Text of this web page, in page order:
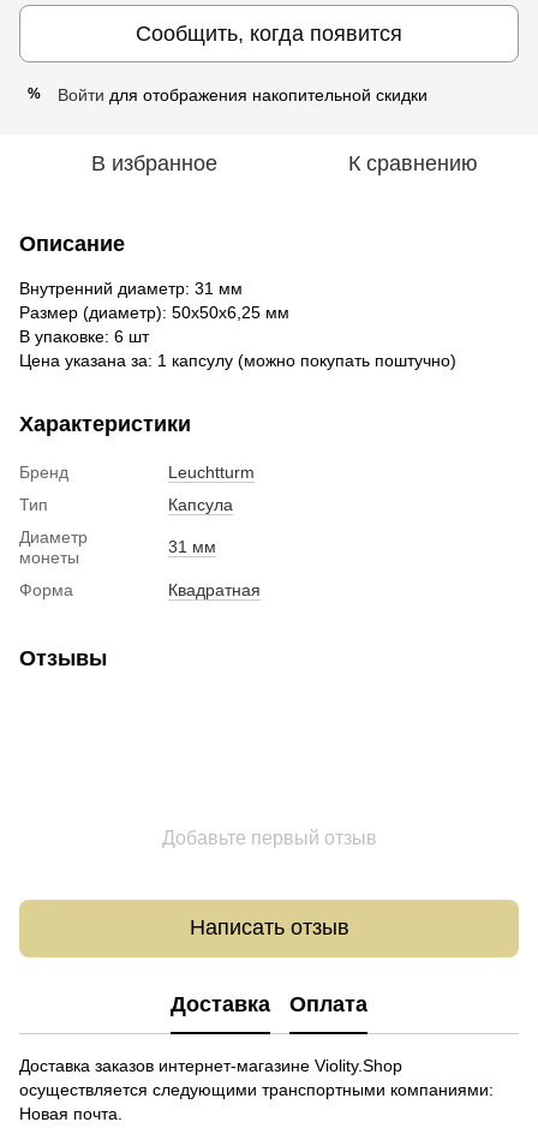
Сообщить, когда появится
% Войти для отображения накопительной скидки
В избранное К сравнению
Описание
Внутренний диаметр: 31 мм
Размер (диаметр): 50х50х6,25 мм
В упаковке: 6 шт
Цена указана за: 1 капсулу (можно покупать поштучно)
Характеристики
Бренд
Leuchtturm
Тип
Капсула
Диаметр
монеты
31 мм
Форма Квадратная
Отзывы
Добавьте первый отзыв
Написать отзыв
Доставка Оплата
Доставка заказов интернет-магазине Violity.Shop
осуществляется следующими транспортными компаниями:
Новая почта.